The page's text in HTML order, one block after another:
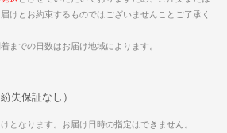
けとお約束するものではございませんことご了承く
までの日数はお届け地域によります。
失保証なし）
となります。お届け日時の指定はできません。